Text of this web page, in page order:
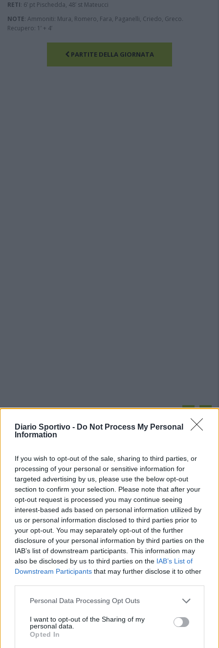
Diario Sportivo - Do Not Process My Personal
Information
If you wish to opt-out of the sale, sharing to third parties, or
processing of your personal or sensitive information for
targeted advertising by us, please use the below opt-out
section to confirm your selection. Please note that after your
opt-out request is processed you may continue seeing
interest-based ads based on personal information utilized by
us or personal information disclosed to third parties prior to
your opt-out. You may separately opt-out of the further
disclosure of your personal information by third parties on the
IAB’s list of downstream participants. This information may
also be disclosed by us to third parties on the IAB’s List of
Downstream Participants that may further disclose it to other
Personal Data Processing Opt Outs
I want to opt-out of the Sharing of my
personal data.
Opted In
RETI: 6’ pt Pischedda, 48’ st Mateucci
NOTE: Ammoniti: Mura, Romero, Fara, Paganelli, Criedo, Greco.
Recupero: 1’ + 4’
PARTITE DELLA GIORNATA
6 Ago 2026
Il Selargius rinforza il centrocampo con
Manuel Rinino e Samuele Vacca
6 Ago 2026
Le 5 sarde ancora nel girone G con 8 squadre
laziali, 4 campane e la novità dei molisani del
Venafro
6 Ago 2026
Ossese, niente domanda di ripescaggio e